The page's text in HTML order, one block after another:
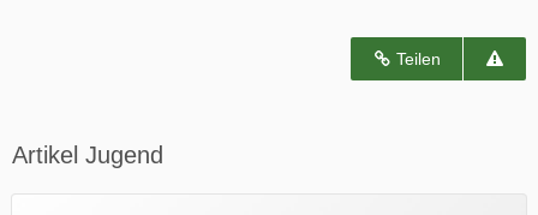
Teilen
Artikel Jugend